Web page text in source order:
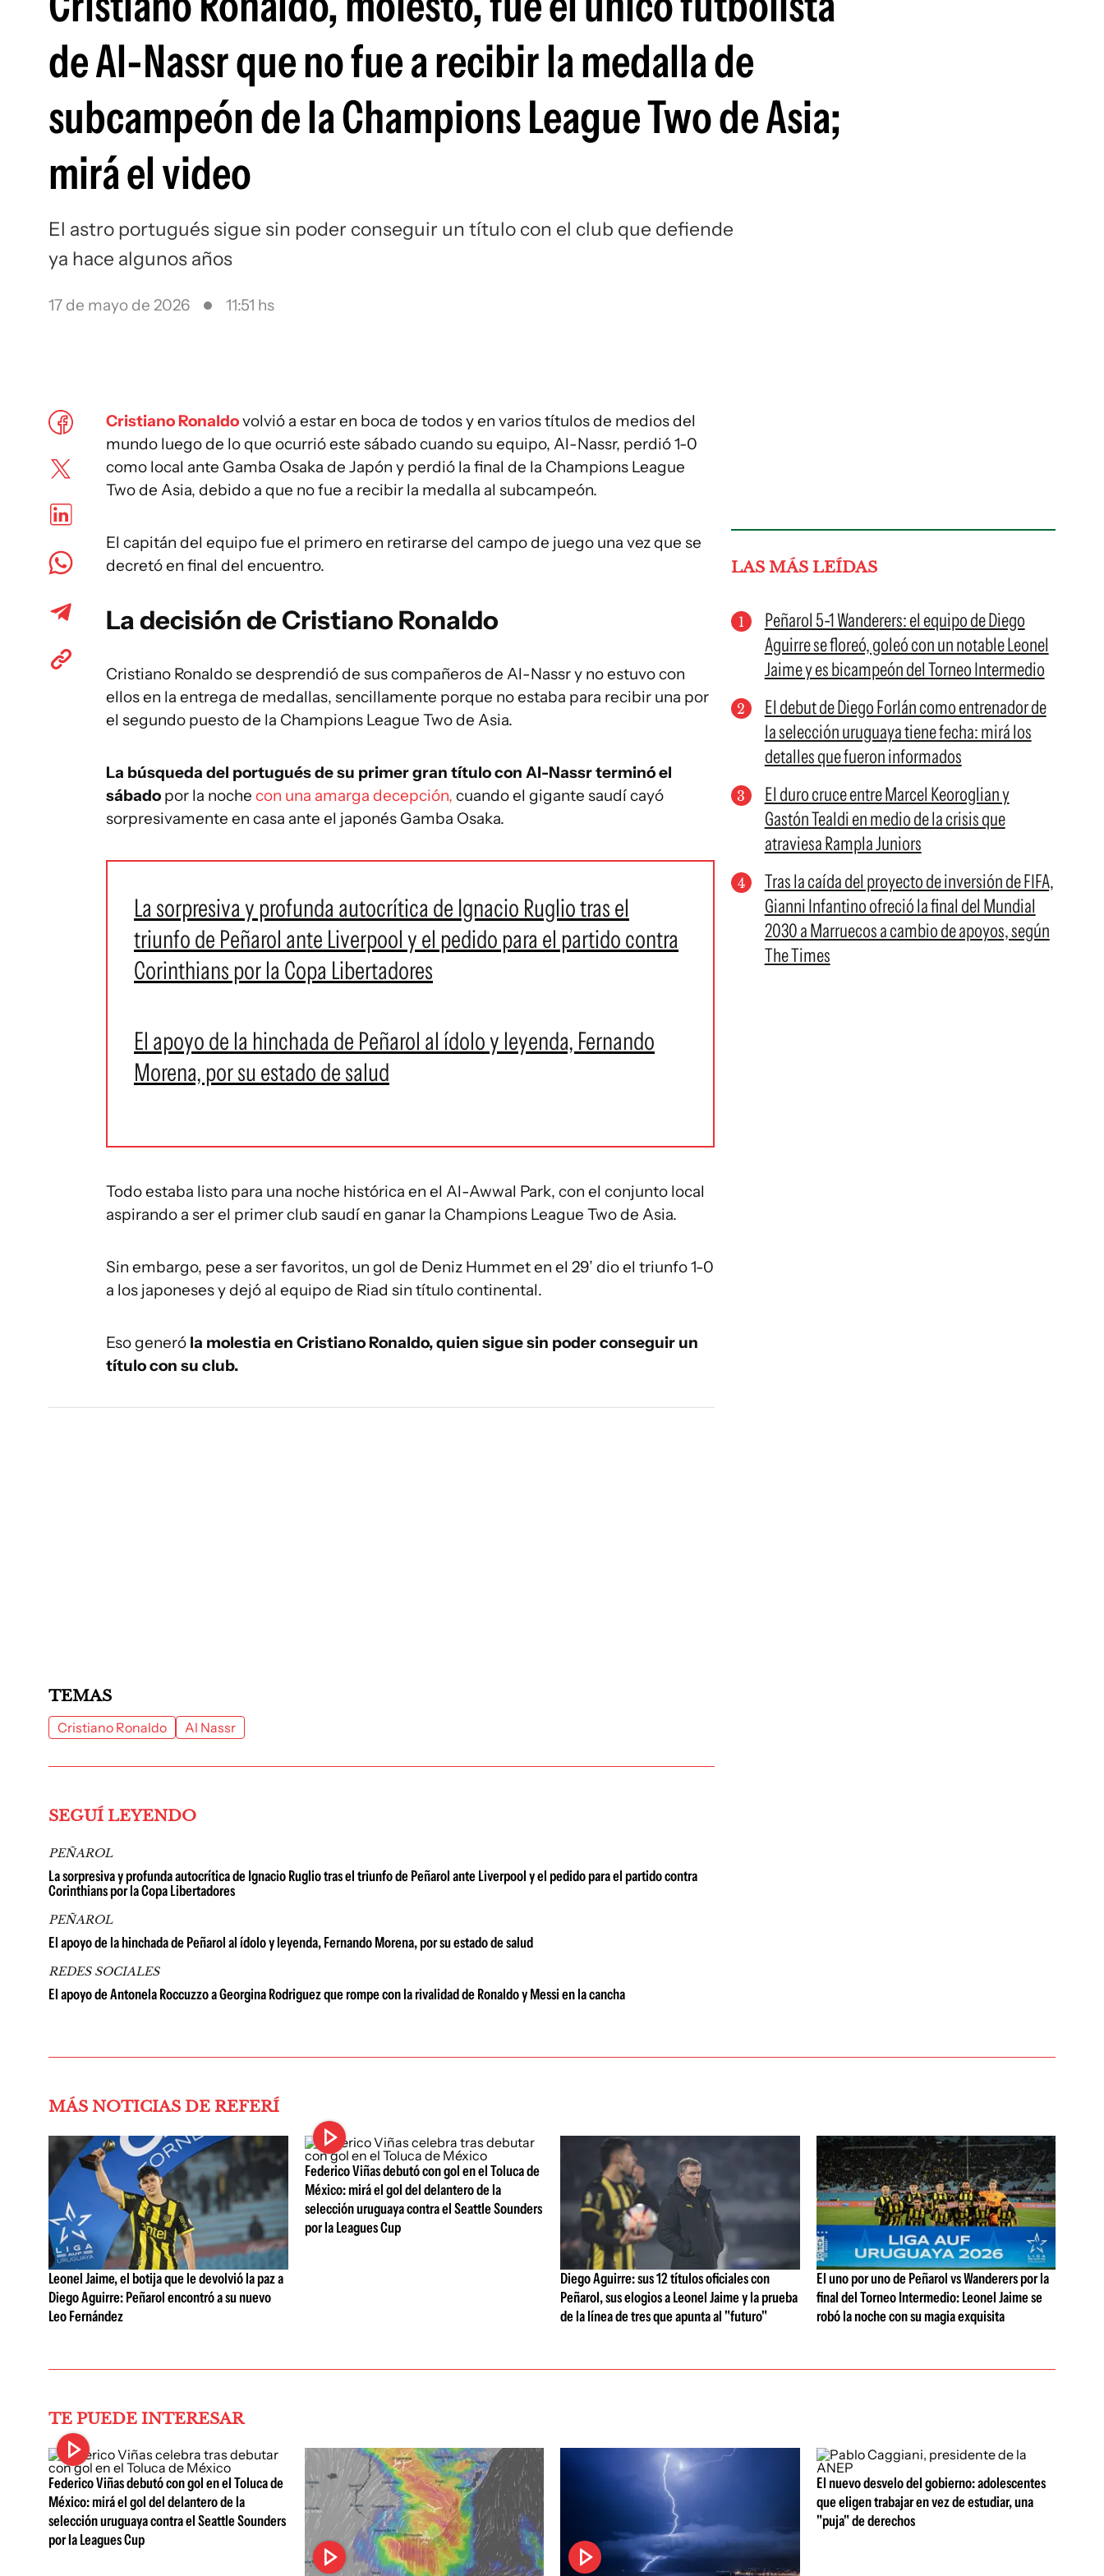
Siguenos en:
de Al-Nassr que no fue a recibir la medalla de
subcampeón de la Champions League Two de Asia;
mirá el video
El astro portugués sigue sin poder conseguir un título con el club que defiende
ya hace algunos años
17 de mayo de 2026 11:51 hs
Cristiano Ronaldovolvió a estar en boca de todos y en varios títulos de medios del
mundo luego de lo que ocurrió este sábado cuando su equipo, Al-Nassr, perdió 1-0
como local ante Gamba Osaka de Japón y perdió la final de la Champions League
Two de Asia, debido a que no fue a recibir la medalla al subcampeón.
El capitán del equipo fue el primero en retirarse del campo de juego una vez que se
decretó en final del encuentro.
La decisión de Cristiano Ronaldo
Cristiano Ronaldo se desprendió de sus compañeros de Al-Nassr y no estuvo con
ellos en la entrega de medallas, sencillamente porque no estaba para recibir una por
el segundo puesto de la Champions League Two de Asia.
La búsqueda del portugués de su primer gran título con Al-Nassr terminó el
sábado por la noche con una amarga decepción, cuando el gigante saudí cayó
sorpresivamente en casa ante el japonés Gamba Osaka.
La sorpresiva y profunda autocrítica de Ignacio Ruglio tras el
triunfo de Peñarol ante Liverpool y el pedido para el partido contra
Corinthians por la Copa Libertadores
El apoyo de la hinchada de Peñarol al ídolo y leyenda, Fernando
Morena, por su estado de salud
Todo estaba listo para una noche histórica en el Al-Awwal Park, con el conjunto local
aspirando a ser el primer club saudí en ganar la Champions League Two de Asia.
Sin embargo, pese a ser favoritos, un gol de Deniz Hummet en el 29’ dio el triunfo 1-0
a los japoneses y dejó al equipo de Riad sin título continental.
Eso generó la molestia en Cristiano Ronaldo, quien sigue sin poder conseguir un
título con su club.
LAS MÁS LEÍDAS
Peñarol 5-1 Wanderers: el equipo de Diego
Aguirre se floreó, goleó con un notable Leonel
Jaime y es bicampeón del Torneo Intermedio
El debut de Diego Forlán como entrenador de
la selección uruguaya tiene fecha: mirá los
detalles que fueron informados
El duro cruce entre Marcel Keoroglian y
Gastón Tealdi en medio de la crisis que
atraviesa Rampla Juniors
Tras la caída del proyecto de inversión de FIFA,
Gianni Infantino ofreció la final del Mundial
2030 a Marruecos a cambio de apoyos, según
The Times
TEMAS
Cristiano Ronaldo Al Nassr
SEGUÍ LEYENDO
PEÑAROL
La sorpresiva y profunda autocrítica de Ignacio Ruglio tras el triunfo de Peñarol ante Liverpool y el pedido para el partido contra
Corinthians por la Copa Libertadores
PEÑAROL
El apoyo de la hinchada de Peñarol al ídolo y leyenda, Fernando Morena, por su estado de salud
REDES SOCIALES
El apoyo de Antonela Roccuzzo a Georgina Rodriguez que rompe con la rivalidad de Ronaldo y Messi en la cancha
MÁS NOTICIAS DE REFERÍ
Leonel Jaime, el botija que le devolvió la paz a
Diego Aguirre: Peñarol encontró a su nuevo
Leo Fernández
Federico Viñas debutó con gol en el Toluca de
México: mirá el gol del delantero de la
selección uruguaya contra el Seattle Sounders
por la Leagues Cup
Diego Aguirre: sus 12 títulos oficiales con
Peñarol, sus elogios a Leonel Jaime y la prueba
de la línea de tres que apunta al "futuro"
El uno por uno de Peñarol vs Wanderers por la
final del Torneo Intermedio: Leonel Jaime se
robó la noche con su magia exquisita
TE PUEDE INTERESAR
Federico Viñas debutó con gol en el Toluca de
México: mirá el gol del delantero de la
selección uruguaya contra el Seattle Sounders
por la Leagues Cup
El nuevo desvelo del gobierno: adolescentes
que eligen trabajar en vez de estudiar, una
"puja" de derechos